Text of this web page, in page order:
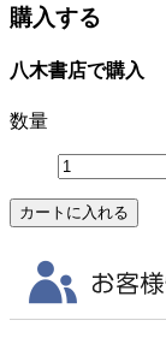
購入する
八木書店で購入
数量